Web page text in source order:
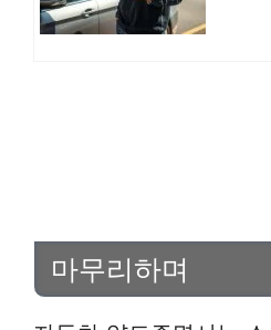
마무리하며